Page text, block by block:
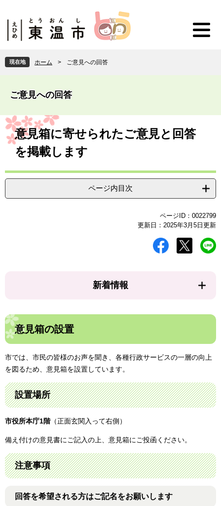
頭
で
飛
ば
へ
現在地 ホーム > ご意見への回答
ご意見への回答
本
文 意見箱に寄せられたご意見と回答
を掲載します
ページ内目次
ページID：0022799
更新日：2025年3月5日更新
新着情報
意見箱の設置
市では、市民の皆様のお声を聞き、各種行政サービスの一層の向上
を図るため、意見箱を設置しています。
設置場所
市役所本庁1階（正面玄関入って右側）
備え付けの意見書にご記入の上、意見箱にご投函ください。
注意事項
回答を希望される方はご記名をお願いします